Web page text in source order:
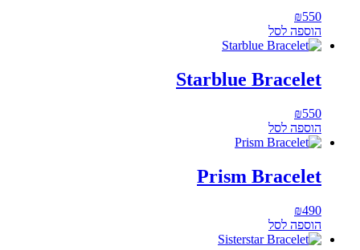
₪550
הוספה לסל
Starblue Bracelet
₪550
הוספה לסל
Prism Bracelet
₪490
הוספה לסל